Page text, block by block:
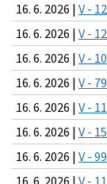
16. 6. 2026 | V -
16. 6. 2026 | V -
16. 6. 2026 | V -
16. 6. 2026 | V -
16. 6. 2026 | V -
16. 6. 2026 | V -
16. 6. 2026 | V -